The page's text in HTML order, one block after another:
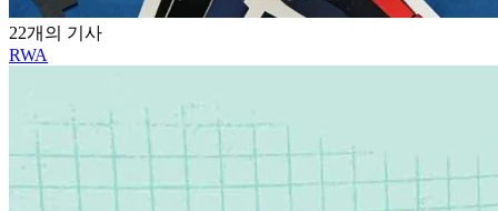
22개의 기사
RWA